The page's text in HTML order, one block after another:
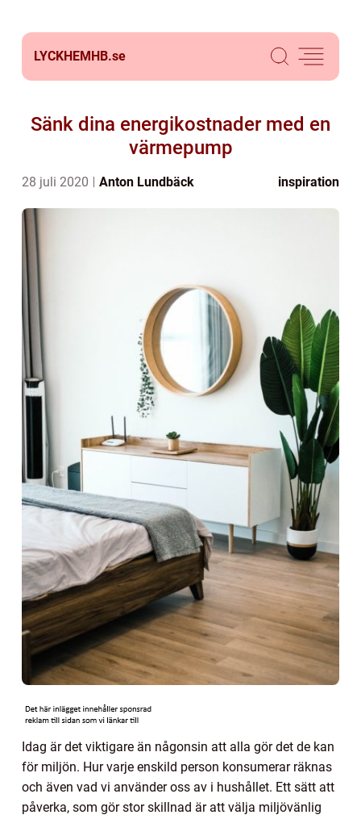
LYCKHEMHB.se
Sänk dina energikostnader med en
värmepump
28 juli 2020 Anton Lundbäck inspiration
Idag är det viktigare än någonsin att alla gör det de kan
för miljön. Hur varje enskild person konsumerar räknas
och även vad vi använder oss av i hushållet. Ett sätt att
påverka, som gör stor skillnad är att välja miljövänlig